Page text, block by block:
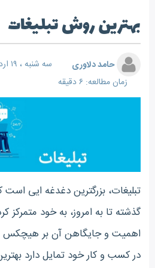
بهترین روش تبلیغات
حامد دلاوری سه شنبه ، ۱۹ اردیبهشت ۱۳۹۶
زمان مطالعه: ۶ دقیقه
تبلیغات، بزرگترین دغدغه ایی است
گذشته تا به امروز، به خود متمرکز
اهمیت و جایگاهن آن بر هیچکس
در کسب و کار خود تمایل دارد